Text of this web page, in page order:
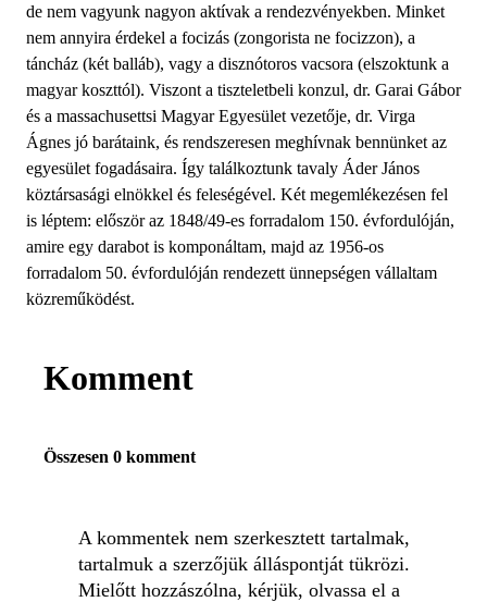
de nem vagyunk nagyon aktívak a rendezvényekben. Minket
nem annyira érdekel a focizás (zongorista ne focizzon), a
táncház (két balláb), vagy a disznótoros vacsora (elszoktunk a
magyar koszttól). Viszont a tiszteletbeli konzul, dr. Garai Gábor
és a massachusettsi Magyar Egyesület vezetője, dr. Virga
Ágnes jó barátaink, és rendszeresen meghívnak bennünket az
egyesület fogadásaira. Így találkoztunk tavaly Áder János
köztársasági elnökkel és feleségével. Két megemlékezésen fel
is léptem: először az 1848/49-es forradalom 150. évfordulóján,
amire egy darabot is komponáltam, majd az 1956-os
forradalom 50. évfordulóján rendezett ünnepségen vállaltam
közreműködést.
Komment
Összesen 0 komment
A kommentek nem szerkesztett tartalmak,
tartalmuk a szerzőjük álláspontját tükrözi.
Mielőtt hozzászólna, kérjük, olvassa el a